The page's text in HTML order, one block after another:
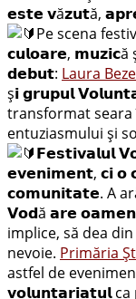
𝗲𝘀𝘁𝗲 𝘃ă𝘇𝘂𝘁ă,
Pe scena
𝗰𝘂𝗹𝗼𝗮𝗿𝗲, 𝗺𝘂𝘇𝗶𝗰ă
𝗱𝗲𝗯𝘂𝘁: Laura
ș𝗶 𝗴𝗿𝘂𝗽𝘂𝗹
transformat
entuziasmului și
𝗙𝗲𝘀𝘁𝗶𝘃𝗮𝗹𝘂𝗹
𝗲𝘃𝗲𝗻𝗶𝗺𝗲𝗻𝘁, 𝗰𝗶 𝗼
𝗰𝗼𝗺𝘂𝗻𝗶𝘁𝗮𝘁𝗲. A
𝗩𝗼𝗱ă 𝗮𝗿𝗲 𝗼𝗮𝗺𝗲𝗻𝗶
implice, să dea
nevoie. Primăria
astfel de
𝘃𝗼𝗹𝘂𝗻𝘁𝗮𝗿𝗶𝗮𝘁𝘂𝗹